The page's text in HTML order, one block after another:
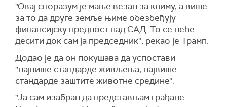
"Овај споразум је мање везан за климу, а више
за то да друге земље њиме обезбеђују
финансијску предност над САД. То се неће
десити док сам ја председник", рекао је Трамп.
Додао је да он покушава да успостави
"највише стандарде живљења, највише
стандарде заштите животне средине".
"Ја сам изабран да представљам грађане